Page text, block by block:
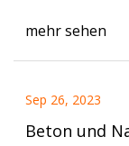
mehr sehen
Sep 26, 2023
Beton und